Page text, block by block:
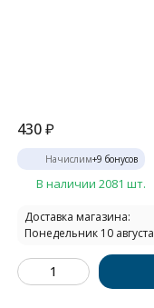
430₽
Начислим+9 бонусов
В наличии 2081 шт.
Доставка магазина:
Понедельник 10 августа